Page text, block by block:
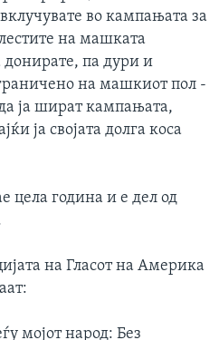
вклучувате во кампањата за
на машката
па дури и
на машкиот пол -
ја шират кампањата,
ја својата долга коса
цела година и е дел од
на Гласот на Америка
мојот народ: Без